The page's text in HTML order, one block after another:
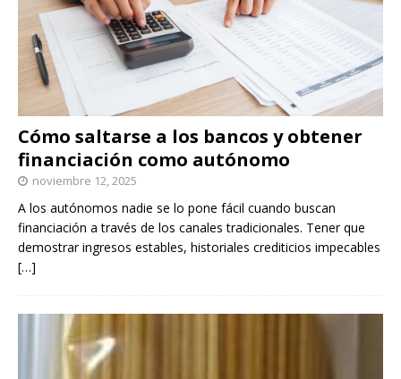
Cómo saltarse a los bancos y obtener
financiación como autónomo
noviembre 12, 2025
A los autónomos nadie se lo pone fácil cuando buscan
financiación a través de los canales tradicionales. Tener que
demostrar ingresos estables, historiales crediticios impecables
[…]